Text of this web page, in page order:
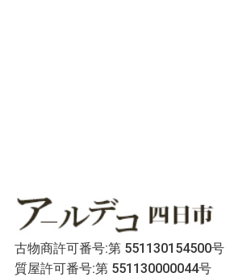
古物商許可番号:第 551130154500号
質屋許可番号:第 551130000044号